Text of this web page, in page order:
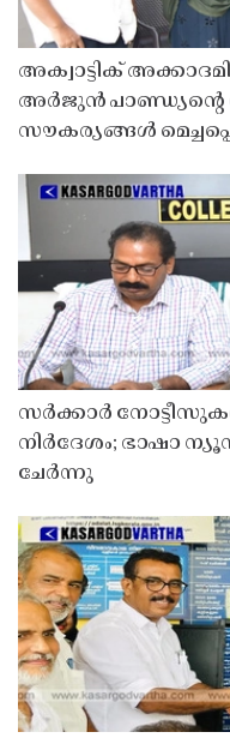
അക്വാട്ടിക്
അർജുൻ പാണ്ഡ്യൻ്റെ
സൗകര്യങ്ങൾ
സർക്കാർ
നിർദേശം; ഭാഷാ
ചേർന്നു